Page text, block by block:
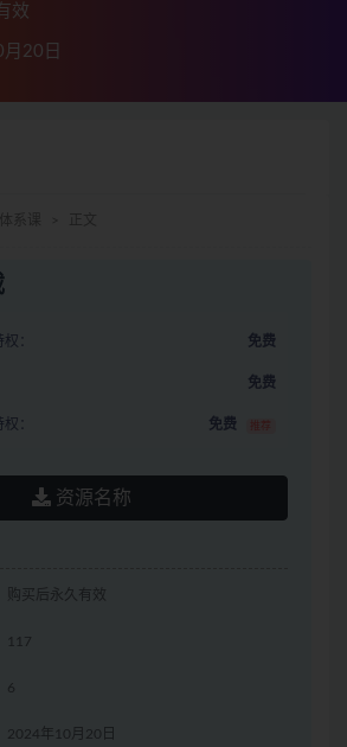
效
20日
： 免费
免费
： 免费 推荐
资源名称
购买后永久有效
117
6
2024年10月20日